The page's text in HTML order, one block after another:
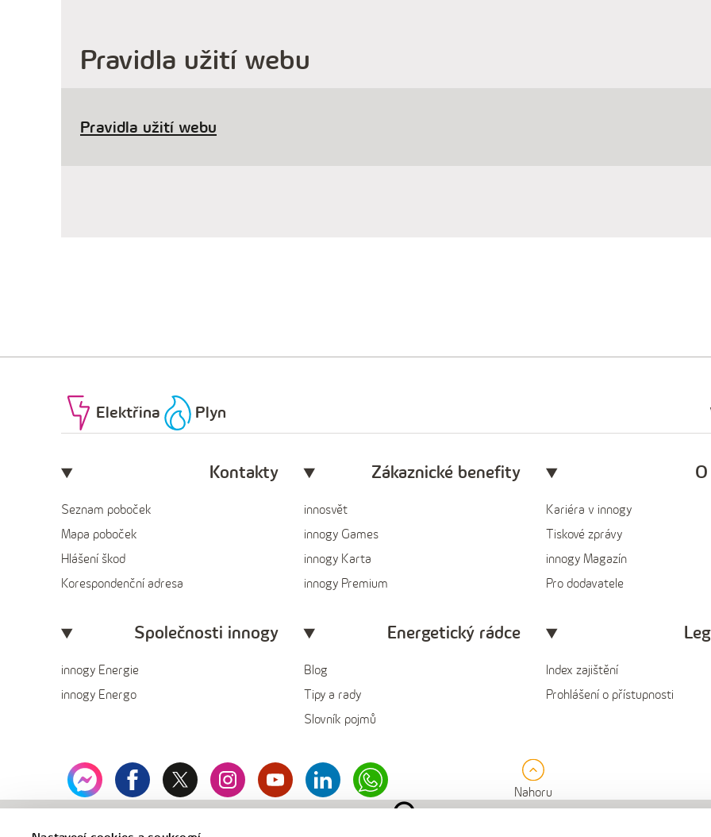
Pravidla užití webu
Pravidla užití webu
Elektřina Plyn
Kontakty
Seznam poboček
Mapa poboček
Hlášení škod
Korespondenční adresa
Zákaznické benefity
innosvět
innogy Games
innogy Karta
innogy Premium
Kariéra v innogy
Tiskové zprávy
innogy Magazín
Pro dodavatele
Společnosti innogy
innogy Energie
innogy Energo
Energetický rádce
Blog
Tipy a rady
Slovník pojmů
Index zajištění
Prohlášení o přístupnosti
messengerfacebook
x
innogy
instagramyoutubeLinkedinWhatsapp
Nahoru